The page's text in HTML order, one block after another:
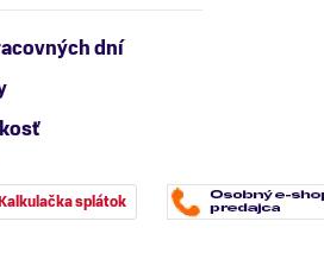
dní
splátok